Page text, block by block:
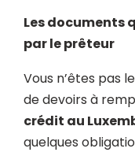
Les documents
par le prêteur
Vous n’êtes pas
de devoirs à
crédit au
quelques